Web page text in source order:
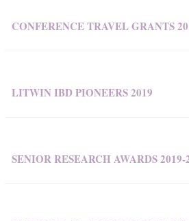
CONFERENCE TRAVEL GRANTS
LITWIN IBD PIONEERS 2019
SENIOR RESEARCH AWARDS 2019-